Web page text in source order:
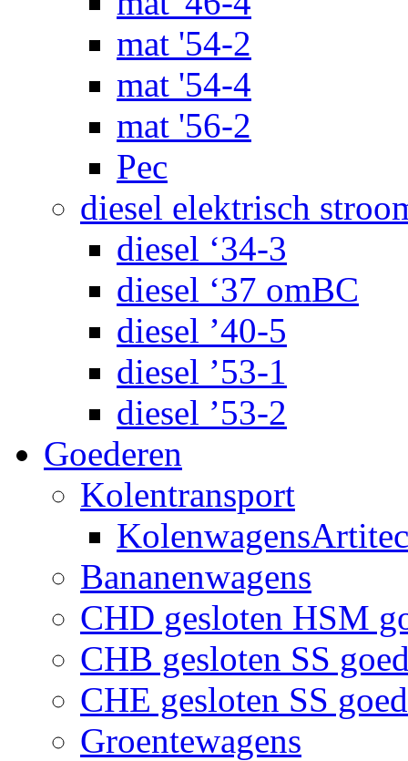
mat '54-2
mat '54-4
mat '56-2
Pec
diesel elektrisch
diesel ‘34-3
diesel ‘37 omBC
diesel ’40-5
diesel ’53-1
diesel ’53-2
Goederen
Kolentransport
KolenwagensArtitec
Bananenwagens
CHD gesloten HSM
CHB gesloten SS
CHE gesloten SS
Groentewagens